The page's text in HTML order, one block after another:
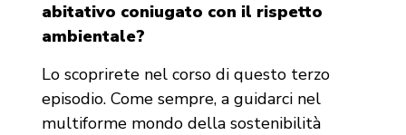
abitativo coniugato con il rispetto
ambientale?
Lo scoprirete nel corso di questo terzo
episodio. Come sempre, a guidarci nel
multiforme mondo della sostenibilità